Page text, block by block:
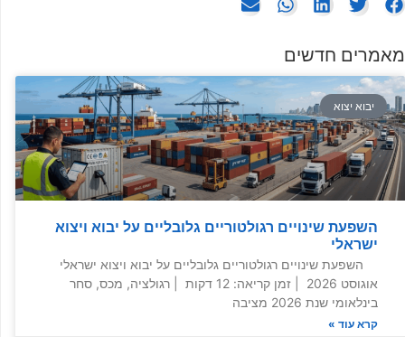
מאמרים חדשים
יבוא יצוא
השפעת שינויים רגולטוריים גלובליים על יבוא ויצוא
ישראלי
השפעת שינויים רגולטוריים גלובליים על יבוא ויצוא ישראלי
אוגוסט 2026 | זמן קריאה: 12 דקות | רגולציה, מכס, סחר
בינלאומי שנת 2026 מציבה
קרא עוד »